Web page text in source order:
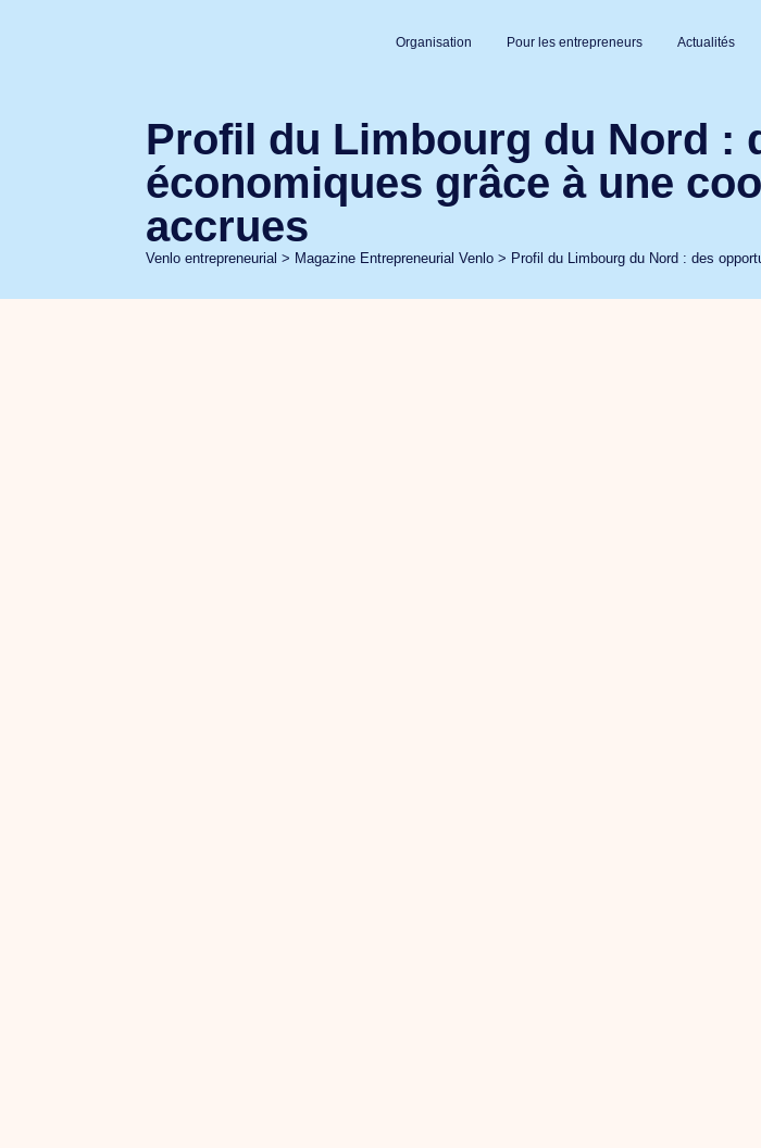
Organisation Pour les entrepreneurs Actualités
Profil du Limbourg du Nord :
économiques grâce à une
accrues
Venlo entrepreneurial > Magazine Entrepreneurial Venlo > Profil du Limbourg du Nord : des